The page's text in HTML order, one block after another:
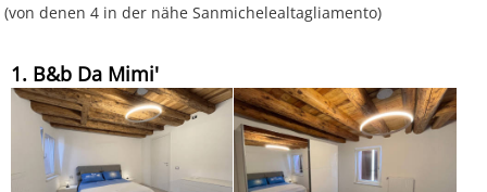
(von denen 4 in der nähe Sanmichelealtagliamento)
1. B&b Da Mimi'